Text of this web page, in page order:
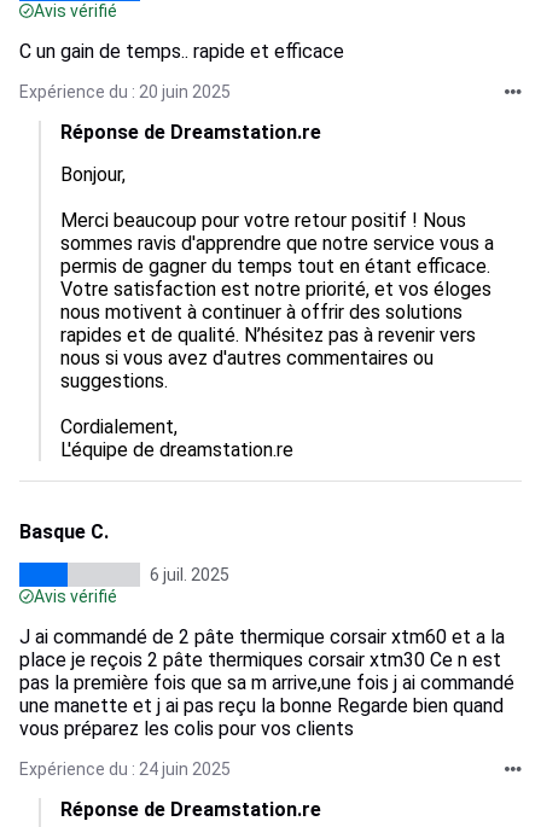
Avis vérifié
C un gain de temps.. rapide et efficace
Expérience du : 20 juin 2025
Réponse de Dreamstation.re
Bonjour,
Merci beaucoup pour votre retour positif ! Nous
sommes ravis d'apprendre que notre service vous a
permis de gagner du temps tout en étant efficace.
Votre satisfaction est notre priorité, et vos éloges
nous motivent à continuer à offrir des solutions
rapides et de qualité. N’hésitez pas à revenir vers
nous si vous avez d'autres commentaires ou
suggestions.
Cordialement,
L'équipe de dreamstation.re
Basque C.
6 juil. 2025
Avis vérifié
J ai commandé de 2 pâte thermique corsair xtm60 et a la
place je reçois 2 pâte thermiques corsair xtm30 Ce n est
pas la première fois que sa m arrive,une fois j ai commandé
une manette et j ai pas reçu la bonne Regarde bien quand
vous préparez les colis pour vos clients
Expérience du : 24 juin 2025
Réponse de Dreamstation.re